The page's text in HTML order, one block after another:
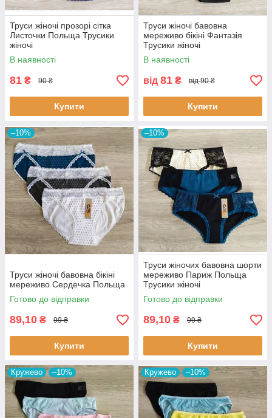
Труси жіночі прозорі сітка
Листочки Польща Трусики
жіночі
В наявності
81 ₴ 90 ₴
Купити
Труси жіночі бавовна
мереживо бікіні Фантазія
Трусики жіночі
В наявності
від 81 ₴ від 90 ₴
Купити
–10%
Труси жіночі бавовна бікіні
мереживо Сердечка Польща
Готово до відправки
89,10 ₴ 99 ₴
Купити
–10%
Труси жіночих бавовна шорти
мереживо Париж Польща
Трусики жіночі
Готово до відправки
89,10 ₴ 99 ₴
Купити
Кружево –10% Кружево –10%